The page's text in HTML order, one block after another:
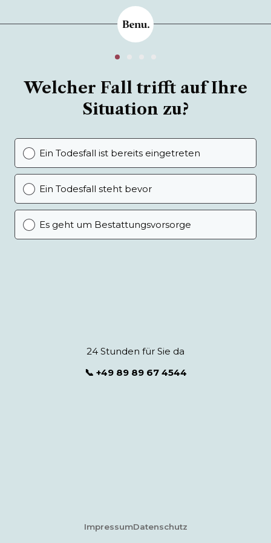
Welcher Fall trifft auf Ihre
Situation zu?
Ein Todesfall ist bereits eingetreten
Ein Todesfall steht bevor
Es geht um Bestattungsvorsorge
24 Stunden für Sie da
📞 +49 89 89 67 4544
ImpressumDatenschutz